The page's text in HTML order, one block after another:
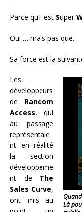
Parce qu’il est Super
Oui … mais pas que.
Sa force est la
Là
Les
développeurs
de Random
Access, qui
au passage
représentaie
nt en réalité
la section
développeme
nt de The
Sales Curve,
ont mis au